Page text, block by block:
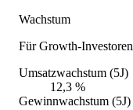
Wachstum
Für Growth-Investoren
Umsatzwachstum (5J)
12,3 %
Gewinnwachstum (5J)